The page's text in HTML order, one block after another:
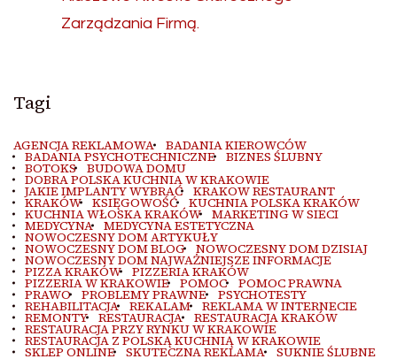
Zarządzania Firmą.
Tagi
AGENCJA REKLAMOWA BADANIA KIEROWCÓW
BADANIA PSYCHOTECHNICZNE BIZNES ŚLUBNY
BOTOKS BUDOWA DOMU
DOBRA POLSKA KUCHNIA W KRAKOWIE
JAKIE IMPLANTY WYBRAĆ KRAKOW RESTAURANT
KRAKÓW KSIĘGOWOŚĆ KUCHNIA POLSKA KRAKÓW
KUCHNIA WŁOSKA KRAKÓW MARKETING W SIECI
MEDYCYNA MEDYCYNA ESTETYCZNA
NOWOCZESNY DOM ARTYKUŁY
NOWOCZESNY DOM BLOG NOWOCZESNY DOM DZISIAJ
NOWOCZESNY DOM NAJWAŻNIEJSZE INFORMACJE
PIZZA KRAKÓW PIZZERIA KRAKÓW
PIZZERIA W KRAKOWIE POMOC POMOC PRAWNA
PRAWO PROBLEMY PRAWNE PSYCHOTESTY
REHABILITACJA REKALAM REKLAMA W INTERNECIE
REMONTY RESTAURACJA RESTAURACJA KRAKÓW
RESTAURACJA PRZY RYNKU W KRAKOWIE
RESTAURACJA Z POLSKĄ KUCHNIĄ W KRAKOWIE
SKLEP ONLINE SKUTECZNA REKLAMA SUKNIE ŚLUBNE